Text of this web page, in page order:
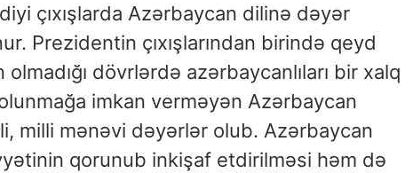
çıxışlarda Azərbaycan dilinə dəyər
Prezidentin çıxışlarından birində qeyd
dövrlərdə azərbaycanlıları bir xalq
imkan verməyən Azərbaycan
milli mənəvi dəyərlər olub. Azərbaycan
qorunub inkişaf etdirilməsi həm də